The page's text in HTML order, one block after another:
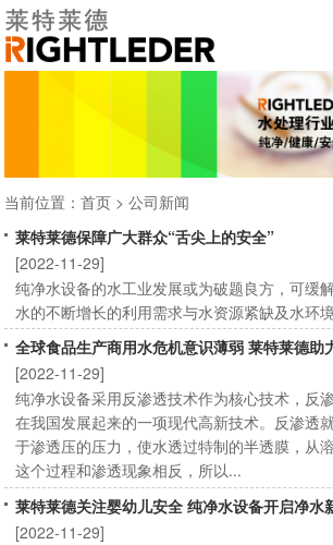
当前位置：首页 >公司新闻
莱特莱德保障广大群众“舌尖上的安全”
[2022-11-29]
纯净水设备的水工业发展或为破题良方，可缓
水的不断增长的利用需求与水资源紧缺及水环
全球食品生产商用水危机意识薄弱 莱特莱德助
[2022-11-29]
纯净水设备采用反渗透技术作为核心技术，反
在我国发展起来的一项现代高新技术。反渗透
于渗透压的压力，使水透过特制的半透膜，从
这个过程和渗透现象相反，所以...
莱特莱德关注婴幼儿安全 纯净水设备开启净水
[2022-11-29]